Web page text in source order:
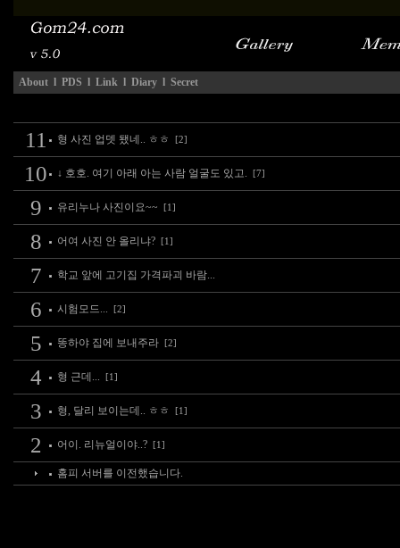
About l PDS l Link l Diary l Secret
11 형 사진 업뎃 됐네.. ㅎㅎ [2]
10 ↓ 호호. 여기 아래 아는 사람 얼굴도 있고. [7]
9 유리누나 사진이요~~ [1]
8 어여 사진 안 올리냐? [1]
7 학교 앞에 고기집 가격파괴 바람...
6 시험모드... [2]
5 똥하야 집에 보내주라 [2]
4 형 근데... [1]
3 형, 달리 보이는데.. ㅎㅎ [1]
2 어이. 리뉴얼이야..? [1]
홈피 서버를 이전했습니다.